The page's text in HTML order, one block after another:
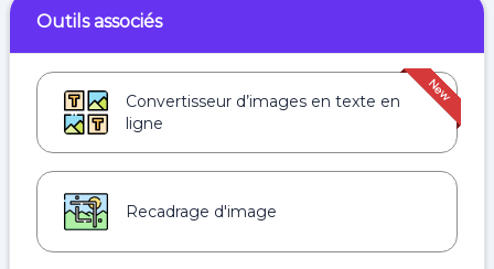
Outils associés
Convertisseur d’images en texte en
ligne
Recadrage d'image